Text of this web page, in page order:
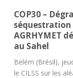
COP30 –
séquestration
AGRHYMET
au Sahel
Belém (Brésil),
le CILSS sur les